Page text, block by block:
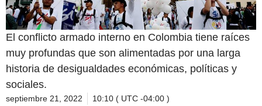
El conflicto armado interno en Colombia tiene raíces
muy profundas que son alimentadas por una larga
historia de desigualdades económicas, políticas y
sociales.
septiembre 21, 2022 10:10 ( UTC -04:00 )